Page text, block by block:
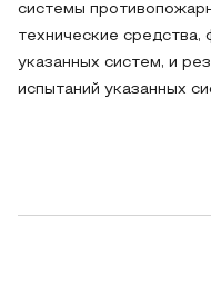
системы
технические
указанных систем, и
испытаний указанных